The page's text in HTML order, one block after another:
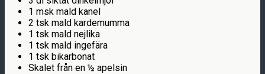
1 msk mald kanel
2 tsk mald kardemumma
1 tsk mald nejlika
1 tsk mald ingefära
1 tsk bikarbonat
Skalet från en ½ apelsin